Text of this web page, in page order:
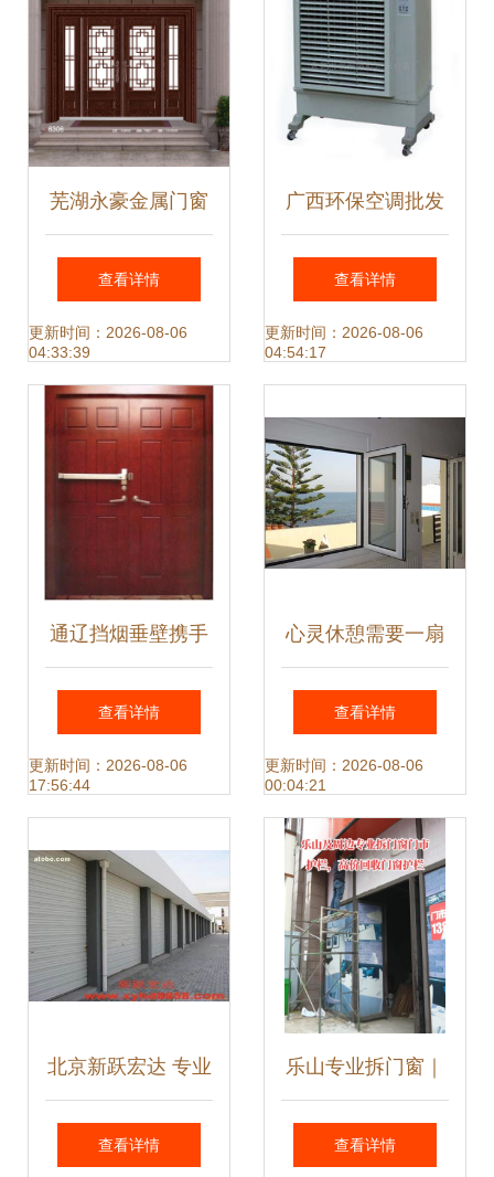
芜湖永豪金属门窗
匠心锻造高端金属
门窗系列，定义建
筑美学新标杆
查看详情
更新时间：2026-08-06
04:33:39
广西环保空调批发
价参考与金属门窗
选购指南（联系方
22787393）
查看详情
更新时间：2026-08-06
04:54:17
通辽挡烟垂壁携手
共赢，诚邀经销商
共拓空调设备市场
查看详情
更新时间：2026-08-06
17:56:44
心灵休憩需要一扇
窗口
查看详情
更新时间：2026-08-06
00:04:21
北京新跃宏达 专业
卷帘门窗厂热卖促
查看详情
乐山专业拆门窗｜
五洲汉唐门市拆
查看详情